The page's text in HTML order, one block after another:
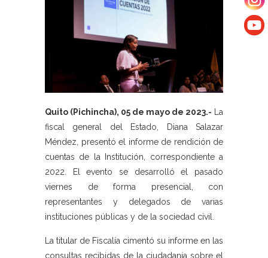
Quito (Pichincha), 05 de mayo de 2023.- La
fiscal general del Estado, Diana Salazar
Méndez, presentó el informe de rendición de
cuentas de la Institución, correspondiente a
2022. El evento se desarrolló el pasado
viernes de forma presencial, con
representantes y delegados de varias
instituciones públicas y de la sociedad civil.
La titular de Fiscalía cimentó su informe en las
consultas recibidas de la ciudadanía sobre el